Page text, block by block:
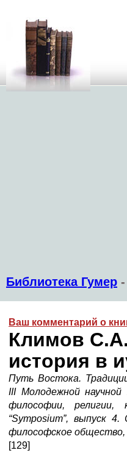
Библиотека Гумер -
Ваш комментарий о
Климов
история в
Путь Востока.
III Молодежной
философии, религии,
“Symposium”, выпуск
философское общество,
[129]